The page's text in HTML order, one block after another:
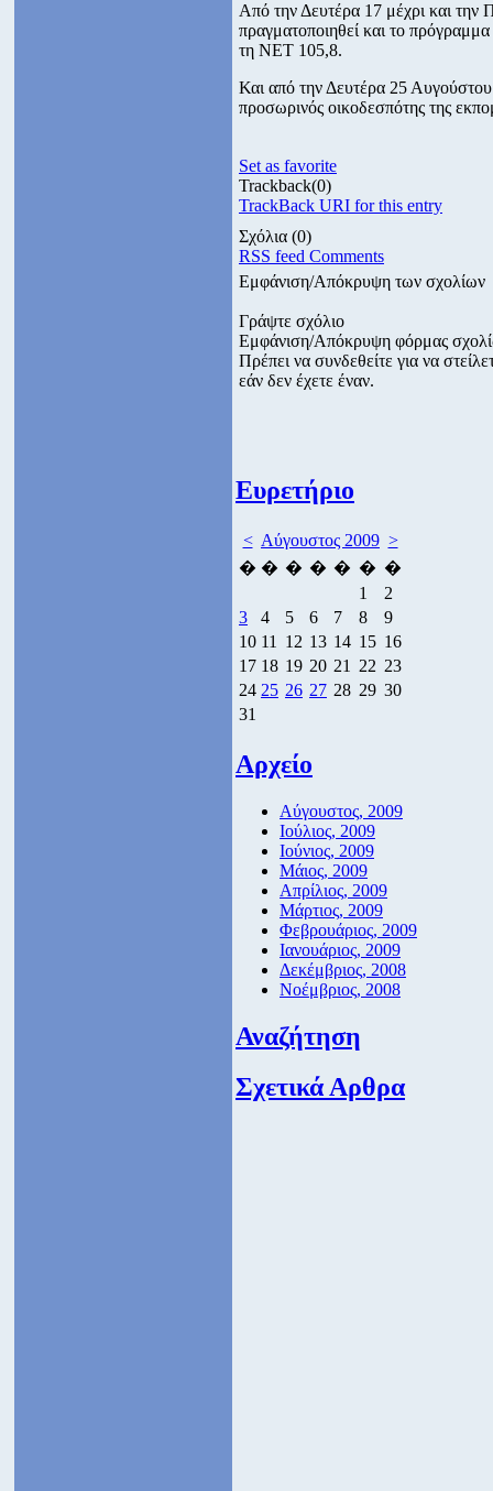
Από την Δευτέρα 17 μέχρι και
πραγματοποιηθεί και το
τη ΝΕΤ 105,8.
Και από την Δευτέρα 25
προσωρινός οικοδεσπότης της
Set as favorite
Trackback(0)
TrackBack URI for this entry
Σχόλια (0)
RSS feed Comments
Εμφάνιση/Απόκρυψη των σχολίων
Γράψτε σχόλιο
Εμφάνιση/Απόκρυψη φόρμας
Πρέπει να συνδεθείτε για να
εάν δεν έχετε έναν.
Ευρετήριο
< Αύγουστος 2009 >
� � � � � � �
1
2
3
4 5 6 7 8
9
10 11 12 13 14 15 16
17 18 19 20 21 22 23
24 25 26 27 28 29 30
31
Αρχείο
Αύγουστος, 2009
Ιούλιος, 2009
Ιούνιος, 2009
Μάιος, 2009
Απρίλιος, 2009
Μάρτιος, 2009
Φεβρουάριος, 2009
Ιανουάριος, 2009
Δεκέμβριος, 2008
Νοέμβριος, 2008
Αναζήτηση
Σχετικά Αρθρα